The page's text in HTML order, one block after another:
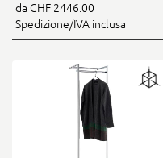
da CHF 2446.00
Spedizione/IVA inclusa